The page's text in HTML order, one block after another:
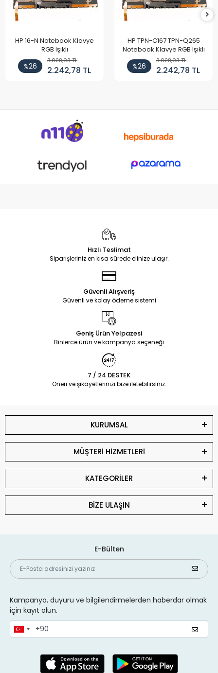
HP 16-N Notebook Klavye
RGB Işıklı
%26
3.028,03 TL
2.242,78 TL
HP TPN-C167 TPN-Q265
Notebook Klavye RGB Işıklı
%26
3.028,03 TL
2.242,78 TL
Hızlı Teslimat
Siparişleriniz en kısa sürede elinize ulaşır.
Güvenli Alışveriş
Güvenli ve kolay ödeme sistemi
Geniş Ürün Yelpazesi
Binlerce ürün ve kampanya seçeneği
7 / 24 DESTEK
Öneri ve şikayetlerinizi bize iletebilirsiniz.
KURUMSAL
MÜŞTERİ HİZMETLERİ
KATEGORİLER
BİZE ULAŞIN
E-Bülten
Kampanya, duyuru ve bilgilendirmelerden haberdar olmak
için kayıt olun.